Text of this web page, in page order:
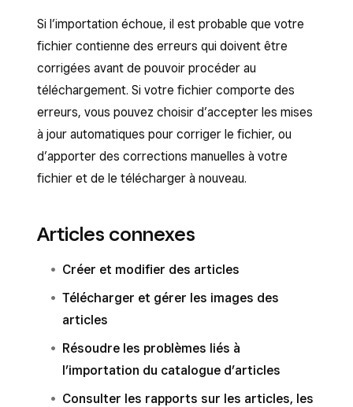
et Don. Si vous ne remplissez pas le champ
Type d’article, les articles seront importés en
tant qu’Articles standard.
Si le nom de votre catégorie comprend une
virgule ou un symbole « supérieur à », utilisez la
barre oblique inverse (« \ ») directement devant
la virgule ou le symbole « supérieur à » comme
symbole d’échappement afin que l’outil
d’importation sache que le symbole fait partie
du nom de la catégorie.
Si l’importation échoue, il est probable que votre
fichier contienne des erreurs qui doivent être
corrigées avant de pouvoir procéder au
téléchargement. Si votre fichier comporte des
erreurs, vous pouvez choisir d’accepter les mises
à jour automatiques pour corriger le fichier, ou
d’apporter des corrections manuelles à votre
fichier et de le télécharger à nouveau.
Articles connexes
Créer et modifier des articles
Télécharger et gérer les images des
articles
Résoudre les problèmes liés à
l’importation du catalogue d’articles
Consulter les rapports sur les articles, les